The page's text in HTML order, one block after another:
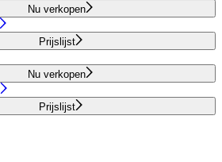
Nu verkopen
Prijslijst
Nu verkopen
Prijslijst